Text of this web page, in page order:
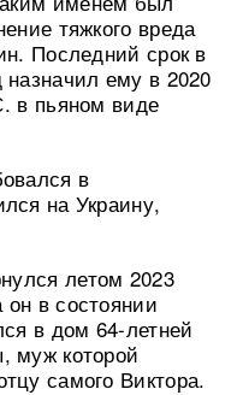
тяжкого вреда
Последний срок в
ему в 2020
в пьяном виде
в
на Украину,
летом 2023
в состоянии
в дом 64-летней
муж которой
самого Виктора.